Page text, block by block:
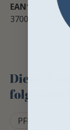
EAN13
3700231902155
Dieses
folgenden